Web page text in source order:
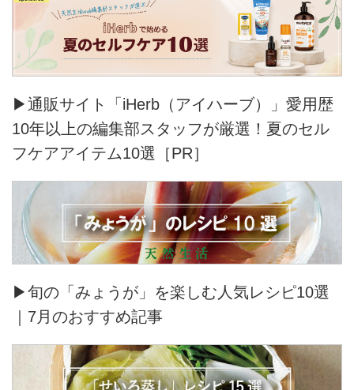
▶通販サイト「iHerb（アイハーブ）」愛用歴
10年以上の編集部スタッフが厳選！夏のセル
フケアアイテム10選［PR］
▶旬の「みょうが」を楽しむ人気レシピ10選
｜7月のおすすめ記事